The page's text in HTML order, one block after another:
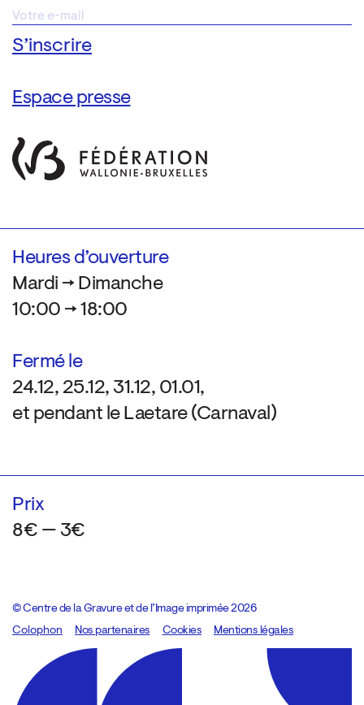
Espace presse
Heures d’ouverture
Mardi → Dimanche
10:00 → 18:00
Fermé le
24.12, 25.12, 31.12, 01.01,
et pendant le Laetare (Carnaval)
Prix
8€ — 3€
© Centre de la Gravure et de l’Image imprimée 2026
Colophon
Design:Marcel Kaczmarek, code:8080.studio
Nos partenaires Cookies Mentions légales